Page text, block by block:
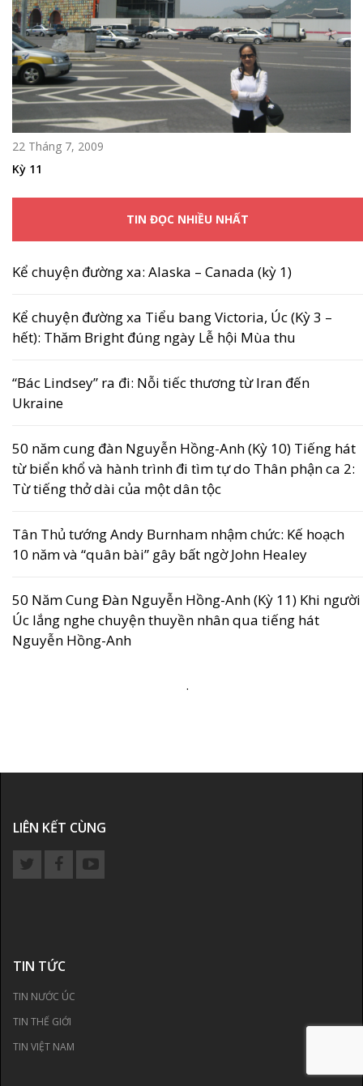
22 Tháng 7, 2009
Kỳ 11
TIN ĐỌC NHIỀU NHẤT
Kể chuyện đường xa: Alaska – Canada (kỳ 1)
Kể chuyện đường xa Tiểu bang Victoria, Úc (Kỳ 3 –
hết): Thăm Bright đúng ngày Lễ hội Mùa thu
“Bác Lindsey” ra đi: Nỗi tiếc thương từ Iran đến
Ukraine
50 năm cung đàn Nguyễn Hồng-Anh (Kỳ 10) Tiếng hát
từ biển khổ và hành trình đi tìm tự do Thân phận ca 2:
Từ tiếng thở dài của một dân tộc
Tân Thủ tướng Andy Burnham nhậm chức: Kế hoạch
10 năm và “quân bài” gây bất ngờ John Healey
50 Năm Cung Đàn Nguyễn Hồng-Anh (Kỳ 11) Khi người
Úc lắng nghe chuyện thuyền nhân qua tiếng hát
Nguyễn Hồng-Anh
.
LIÊN KẾT CÙNG
TIN TỨC
TIN NƯỚC ÚC
TIN THẾ GIỚI
TIN VIỆT NAM